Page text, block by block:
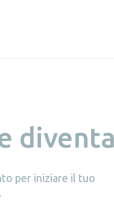
per iniziare il tuo